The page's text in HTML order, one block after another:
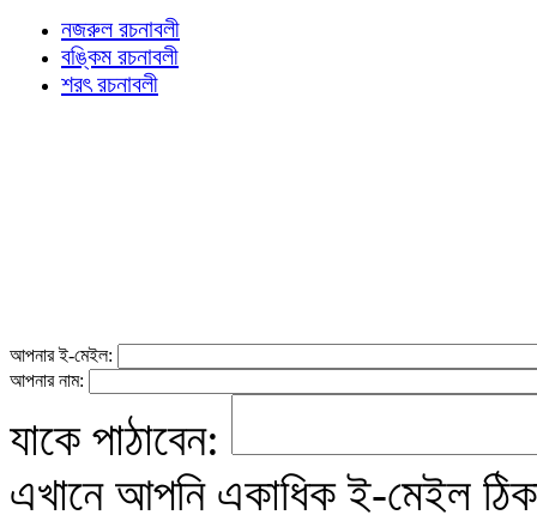
নজরুল রচনাবলী
বঙ্কিম রচনাবলী
শরৎ রচনাবলী
আপনার ই-মেইল:
আপনার নাম:
যাকে পাঠাবেন:
এখানে আপনি একাধিক ই-মেইল